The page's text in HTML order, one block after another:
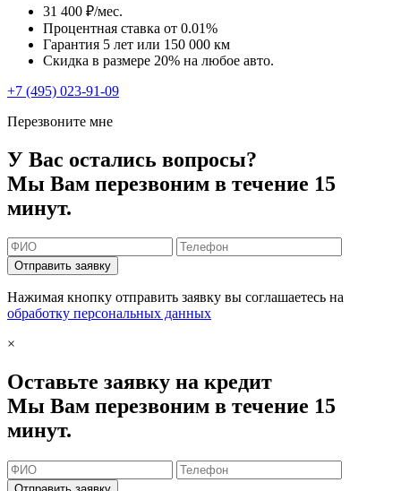
31 400 ₽/мес.
Процентная ставка от 0.01%
Гарантия 5 лет или 150 000 км
Скидка в размере 20% на любое авто.
+7 (495) 023-91-09
Перезвоните мне
У Вас остались вопросы?
Мы Вам перезвоним в течение 15
минут.
Отправить заявку
Нажимая кнопку отправить заявку вы соглашаетесь на
обработку персональных данных
×
Оставьте заявку на кредит
Мы Вам перезвоним в течение 15
минут.